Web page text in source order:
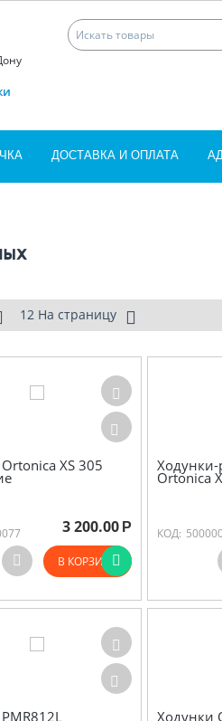
ДОСТАВКА И ОПЛАТА
12 На страницу
XS 305
3 200.00 Р
В КОРЗИНУ
Ortonica
КОД:
Ходунки